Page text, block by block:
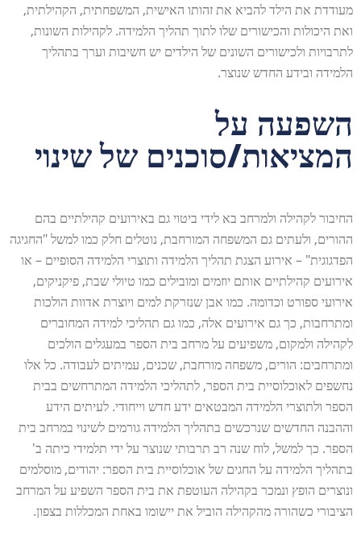
מעודדת את הילד להביא את זהותו האישית, המשפחתית, הקהילתית,
ואת היכולות והכישורים שלו לתוך תהליך הלמידה. לקהילות השונות,
לתרבויות ולכישורים השונים של הילדים יש חשיבות וערך בתהליך
הלמידה ובידע החדש שנוצר.
השפעה על
המציאות/סוכנים של שינוי
החיבור לקהילה ולמרחב בא לידי ביטוי גם באירועים קהילתיים בהם
ההורים, ולעתים גם המשפחה המורחבת, נוטלים חלק כמו למשל "החגיגה
הפדגוגית" – אירוע הצגת תהליך הלמידה ותוצרי הלמידה הסופיים – או
אירועים קהילתיים אותם יוזמים ומובילים כמו טיולי שבת, פיקניקים,
אירועי ספורט וכדומה. כמו אבן שנזרקת למים ויוצרת אדוות הולכות
ומתרחבות, כך גם אירועים אלה, כמו גם תהליכי למידה המחוברים
לקהילה ולמקום, משפיעים על מרחב בית הספר במעגלים הולכים
ומתרחבים: הורים, משפחה מורחבת, שכנים, עמיתים לעבודה. כל אלו
נחשפים לאוכלוסיית בית הספר, לתהליכי הלמידה המתרחשים בבית
הספר ולתוצרי הלמידה המבטאים ידע חדש וייחודי. לעיתים הידע
וההבנה החדשים שנרכשים בתהליך הלמידה גורמים לשינוי במרחב בית
הספר. כך למשל, לוח שנה רב תרבותי שנוצר על ידי תלמידי כיתה ב'
בתהליך הלמידה על החגים של אוכלוסיית בית הספר: יהודים, מוסלמים
ונוצרים הופץ ונמכר בקהילה העוטפת את בית הספר השפיע על המרחב
הציבורי כשהורה מהקהילה הוביל את יישומו באחת המכללות בצפון.